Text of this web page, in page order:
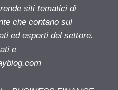
siti tematici di
che contano sul
ed esperti del settore.
e